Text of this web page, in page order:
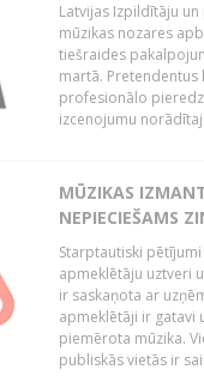
Latvijas Izpildītāju
mūzikas nozares
tiešraides
martā. Pretendentus
profesionālo
izcenojumu
MŪZIKAS
NEPIECIEŠAMS
Starptautiski
apmeklētāju uztveri
ir saskaņota ar
apmeklētāji ir gatavi
piemērota mūzika.
publiskās vietās ir